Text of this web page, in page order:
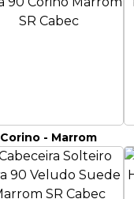
Corino - Marrom